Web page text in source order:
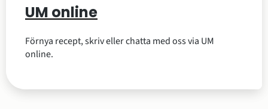
UM online
Förnya recept, skriv eller chatta med oss via UM
online.